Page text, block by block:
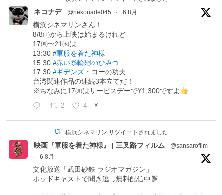
ネコナデ @nekonade045 · 6 8月
横浜シネマリンさん！
8/8㈯から上映は始まるけれど
17㈪〜21㈭は
13:30#軍服を着た神様
15:30#赤い糸輪廻のひみつ
17:30#ギデンズ ・コーの功夫
台湾関連作品の連続3本立てだ！
※ちなみに17㈪はサービスデーで¥1,300ですよ
2 4 X
横浜シネマリン リツイートされました
映画『軍服を着た神様』 | 三叉路フィルム
@sansarofilm
·
6 8月
文化放送「武田砂鉄 ラジオマガジン」
ポッドキャストで聞き逃し無料配信中